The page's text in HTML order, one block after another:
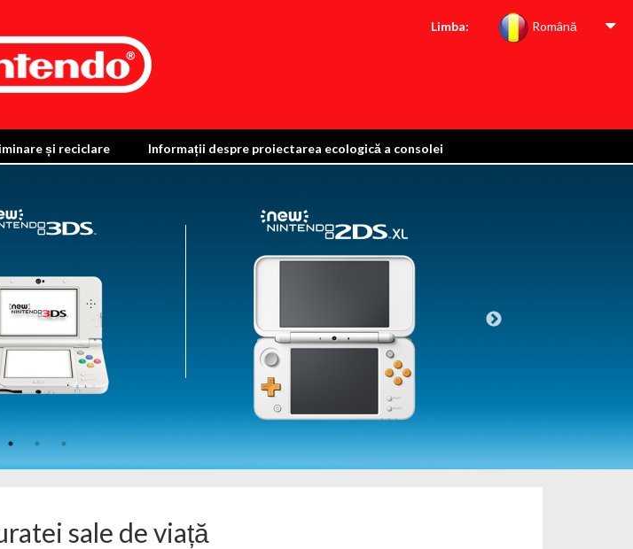
Limba: Română
și reciclare Informații despre proiectarea ecologică a consolei
sale de viață